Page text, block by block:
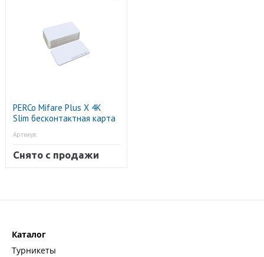
PERCo Mifare Plus X 4K
Slim бесконтактная карта
Артикул:
Снято с продажи
Каталог
Турникеты